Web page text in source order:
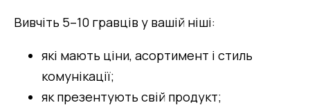
Вивчіть 5–10 гравців у вашій ніші:
які мають ціни, асортимент і стиль
комунікації;
як презентують свій продукт;